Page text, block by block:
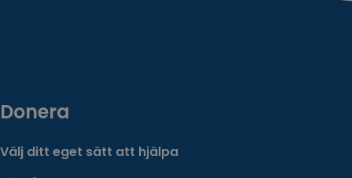
Donera
Välj ditt eget sätt att hjälpa